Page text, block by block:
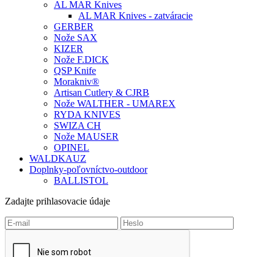
AL MAR Knives
AL MAR Knives - zatváracie
GERBER
Nože SAX
KIZER
Nože F.DICK
QSP Knife
Morakniv®
Artisan Cutlery & CJRB
Nože WALTHER - UMAREX
RYDA KNIVES
SWIZA CH
Nože MAUSER
OPINEL
WALDKAUZ
Doplnky-poľovníctvo-outdoor
BALLISTOL
Zadajte prihlasovacie údaje